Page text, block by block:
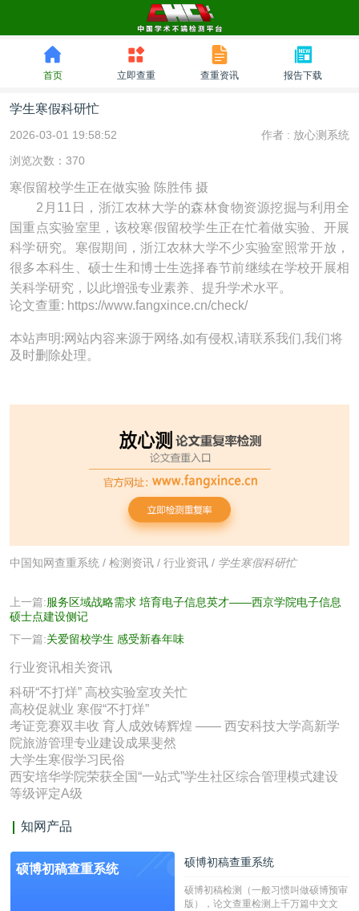
首页 立即查重 查重资讯 报告下载
学生寒假科研忙
2026-03-01 19:58:52 作者 : 放心测系统
浏览次数：370
寒假留校学生正在做实验 陈胜伟 摄
2月11日，浙江农林大学的森林食物资源挖掘与利用全
国重点实验室里，该校寒假留校学生正在忙着做实验、开展
科学研究。寒假期间，浙江农林大学不少实验室照常开放，
很多本科生、硕士生和博士生选择春节前继续在学校开展相
关科学研究，以此增强专业素养、提升学术水平。
论文查重: https://www.fangxince.cn/check/
本站声明:网站内容来源于网络,如有侵权,请联系我们,我们将
及时删除处理。
中国知网查重系统 / 检测资讯 / 行业资讯 / 学生寒假科研忙
上一篇:服务区域战略需求 培育电子信息英才——西京学院电子信息
硕士点建设侧记
下一篇:关爱留校学生 感受新春年味
行业资讯相关资讯
科研“不打烊” 高校实验室攻关忙
高校促就业 寒假“不打烊”
考证竞赛双丰收 育人成效铸辉煌 —— 西安科技大学高新学
院旅游管理专业建设成果斐然
大学生寒假学习民俗
西安培华学院荣获全国“一站式”学生社区综合管理模式建设
等级评定A级
知网产品
硕博初稿查重系统 硕博初稿查重系统
硕博初稿检测（一般习惯叫做硕博预审
版），论文查重检测上千万篇中文文